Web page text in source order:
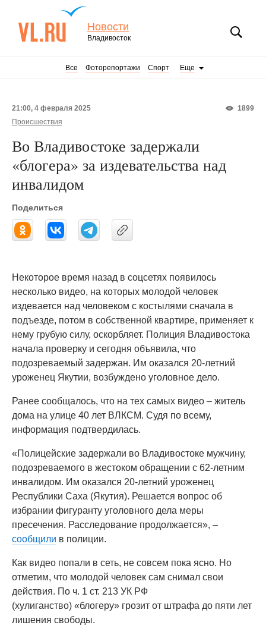
Новости
Владивосток
Все Фоторепортажи Спорт Еще
1899
21:00, 4 февраля 2025
Происшествия
Во Владивостоке задержали
«блогера» за издевательства над
инвалидом
Поделиться
Некоторое время назад в соцсетях появилось
несколько видео, на которых молодой человек
издевается над человеком с костылями сначала в
подъезде, потом в собственной квартире, применяет к
нему грубую силу, оскорбляет. Полиция Владивостока
начала проверку и сегодня объявила, что
подозреваемый задержан. Им оказался 20-летний
уроженец Якутии, возбуждено уголовное дело.
Ранее сообщалось, что на тех самых видео – житель
дома на улице 40 лет ВЛКСМ. Судя по всему,
информация подтвердилась.
«Полицейские задержали во Владивостоке мужчину,
подозреваемого в жестоком обращении с 62-летним
инвалидом. Им оказался 20-летний уроженец
Республики Саха (Якутия). Решается вопрос об
избрании фигуранту уголовного дела меры
пресечения. Расследование продолжается», –
сообщили в полиции.
Как видео попали в сеть, не совсем пока ясно. Но
отметим, что молодой человек сам снимал свои
действия. По ч. 1 ст. 213 УК РФ
(хулиганство) «блогеру» грозит от штрафа до пяти лет
лишения свободы.